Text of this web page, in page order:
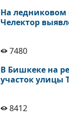
На ледниковом
Челектор
7480
В Бишкеке на
8412